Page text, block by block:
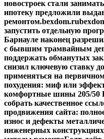
новостроек стали
ипотеку предложили
ремонтом.bexdom.ru
запустить отдельную
Барнауле наконец
с бывшим трамвайным
поддержать обманутых
снизил ключевую ставку
применяться на
похудения: миф или
комфортные шины 205/50
собрать качественное
продвижения сайта:
износ и дефекты
инженерных